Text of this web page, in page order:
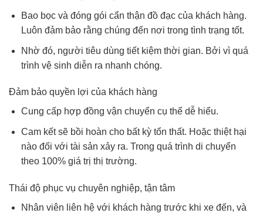
Bao bọc và đóng gói cẩn thận đồ đạc của khách hàng.
Luôn đảm bảo rằng chúng đến nơi trong tình trạng tốt.
Nhờ đó, người tiêu dùng tiết kiệm thời gian. Bởi vì quá
trình vệ sinh diễn ra nhanh chóng.
Đảm bảo quyền lợi của khách hàng
Cung cấp hợp đồng vận chuyển cụ thể dễ hiểu.
Cam kết sẽ bồi hoàn cho bất kỳ tổn thất. Hoặc thiệt hại
nào đối với tài sản xảy ra. Trong quá trình di chuyển
theo 100% giá trị thị trường.
Thái độ phục vụ chuyên nghiệp, tận tâm
Nhân viên liên hệ với khách hàng trước khi xe đến, và